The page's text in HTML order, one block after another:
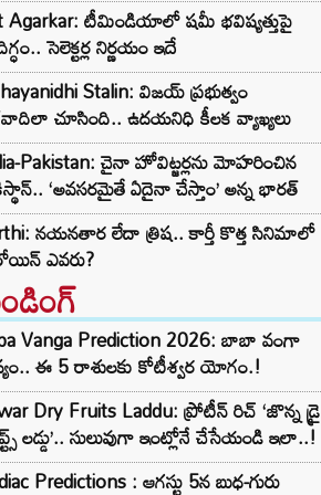
Agarkar: టీమిండియాలో షమీ భవిష్యత్తుపై
సెలెక్టర్ల నిర్ణయం ఇదే
Stalin: విజయ్ ప్రభుత్వం
చూసింది.. ఉదయనిధి కీలక వ్యాఖ్యలు
Pakistan: చైనా హోవిట్జర్లను మోహరించిన
‘అవసరమైతే ఏదైనా చేస్తాం’ అన్న భారత్
నయనతార లేదా త్రిష.. కార్తీ కొత్త సినిమాలో
ఎవరు?
Vanga Prediction 2026: బాబా వంగా
ఈ 5 రాశులకు కోటీశ్వర యోగం.!
Dry Fruits Laddu: ప్రోటీన్ రిచ్ ‘జొన్న డ్రై
లడ్డు’.. సులువుగా ఇంట్లోనే చేసేయండి ఇలా..!
Predictions : ఆగస్టు 5న బుధ-గురు